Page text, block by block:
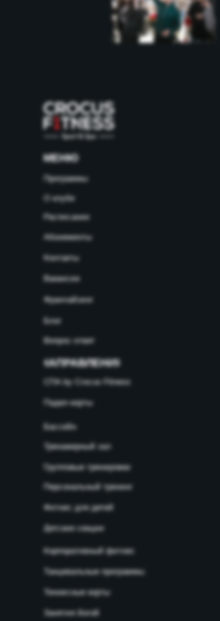
МЕНЮ
Программы
Расписание
Групповые тренировки
Персональный тренинг
Бассейн
Тренажерный зал
Абонементы
НАПРАВЛЕНИЯ
СПА by Crocus Fitness
Падел-корты
Франчайзинг
Фитнес для детей
Детские секции
Корпоративный фитнес
Танцевальные программы
Теннисные корты
Занятия йогой
Вакансии
Контакты
О клубе
Блог
Вопрос-ответ